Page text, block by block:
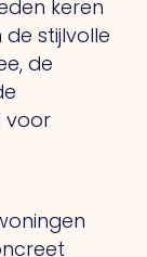
keren
stijlvolle
de
voor